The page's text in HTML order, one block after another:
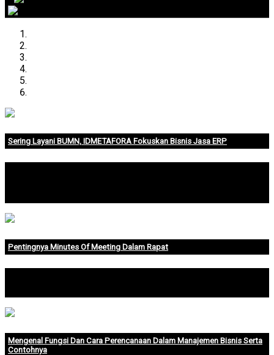
Sering Layani BUMN, IDMETAFORA Fokuskan Bisnis Jasa ERP
Pentingnya Minutes Of Meeting Dalam Rapat
Mengenal Fungsi Dan Cara Perencanaan Dalam Manajemen Bisnis Serta
Contohnya